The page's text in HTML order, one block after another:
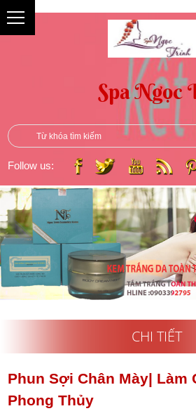
Follow us:
CHI TIẾT
Phun Sợi Chân Mày| Làm
Phong Thủy